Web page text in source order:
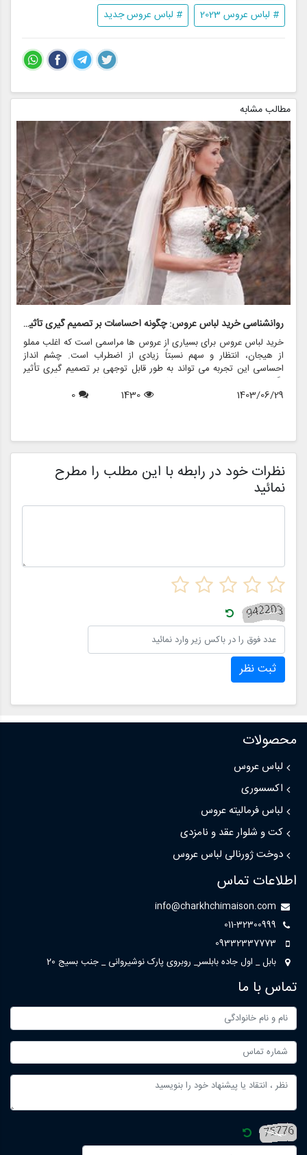
# لباس عروس 2023
# لباس عروس جدید
مطالب مشابه
روانشناسی خرید لباس عروس: چگونه احساسات بر تصمیم گیری تأثیر می گذارد
خرید لباس عروس برای بسیاری از عروس ها مراسمی است که اغلب مملو
از هیجان، انتظار و سهم نسبتاً زیادی از اضطراب است. چشم انداز
احساسی این تجربه می تواند به طور قابل توجهی بر تصمیم گیری تأثیر
بگذارد و منجر به انتخاب هایی شود که نه تنها سبک شخصی بلکه عوامل
روانی عمیق تری را نیز منعکس می کند. در این مقاله، روانشناسی خرید
1403/06/29
1430
0
نظرات خود در رابطه با این مطلب را مطرح
نمائید
ثبت نظر
محصولات
لباس عروس
اکسسوری
لباس فرمالیته عروس
کت و شلوار عقد و نامزدی
دوخت ژورنالی لباس عروس
اطلاعات تماس
info@charkhchimaison.com
011-32300999
09332337773
بابل _ اول جاده بابلسر_ روبروی پارک نوشیروانی _ جنب بسیج 20
تماس با ما